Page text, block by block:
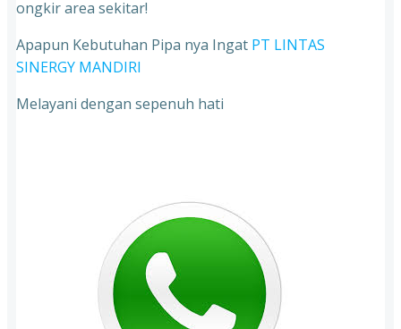
ongkir area sekitar!
Apapun Kebutuhan Pipa nya Ingat PT LINTAS
SINERGY MANDIRI
Melayani dengan sepenuh hati